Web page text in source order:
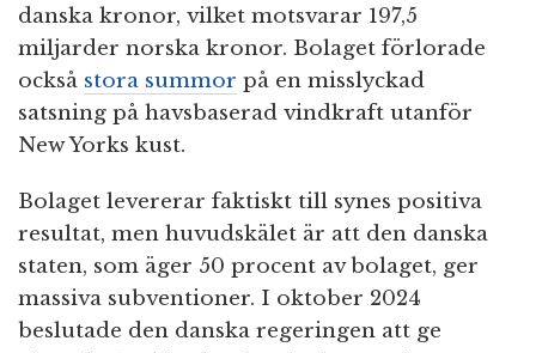
danska kronor, vilket motsvarar 197,5
miljarder norska kronor. Bolaget förlorade
också stora summor på en misslyckad
satsning på havsbaserad vindkraft utanför
New Yorks kust.
Bolaget levererar faktiskt till synes positiva
resultat, men huvudskälet är att den danska
staten, som äger 50 procent av bolaget, ger
massiva subventioner. I oktober 2024
beslutade den danska regeringen att ge